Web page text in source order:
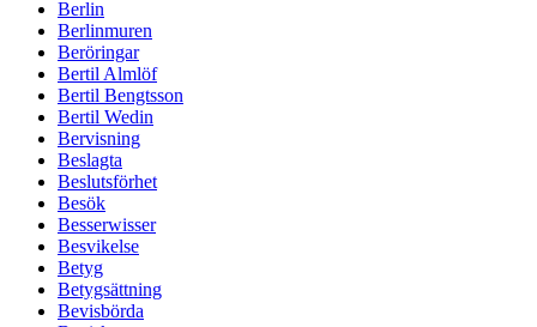
Berlin
Berlinmuren
Beröringar
Bertil Almlöf
Bertil Bengtsson
Bertil Wedin
Bervisning
Beslagta
Beslutsförhet
Besök
Besserwisser
Besvikelse
Betyg
Betygsättning
Bevisbörda